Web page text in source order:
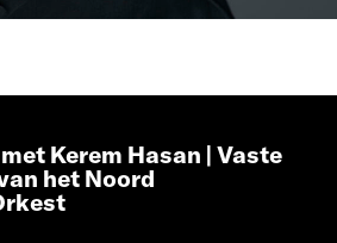
Kerem Hasan | Vaste
het Noord